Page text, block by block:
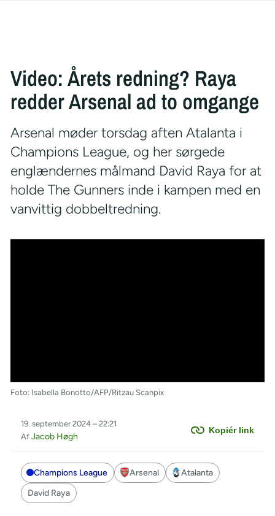
Video: Årets redning? Raya
redder Arsenal ad to omgange
Arsenal møder torsdag aften Atalanta i
Champions League, og her sørgede
englændernes målmand David Raya for at
holde The Gunners inde i kampen med en
vanvittig dobbeltredning.
Foto: Isabella Bonotto/AFP/Ritzau Scanpix
Kopiér link
19. september 2024 – 22:21
Af Jacob Høgh
Champions League Arsenal
Atalanta
David Raya